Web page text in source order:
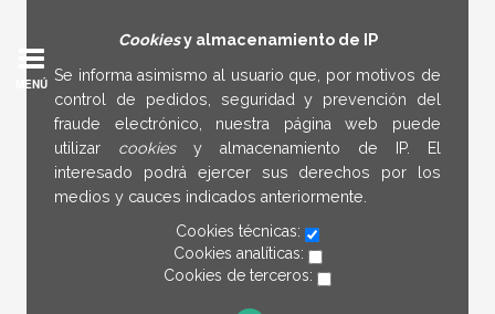
Cookiesy almacenamiento de IP
Se informa asimismo al usuario que, por motivos de
control de pedidos, seguridad y prevención del
fraude electrónico, nuestra página web puede
utilizar cookies y almacenamiento de IP. El
interesado podrá ejercer sus derechos por los
medios y cauces indicados anteriormente.
Cookies técnicas:
Cookies analíticas:
Cookies de terceros:
MENÚ